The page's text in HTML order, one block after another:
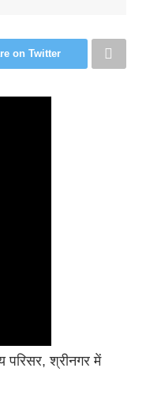
on Twitter
परिसर, श्रीनगर में